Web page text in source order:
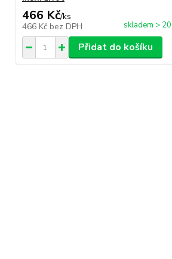
466 Kč/ks
466 Kč bez DPH skladem >
Přidat do košíku